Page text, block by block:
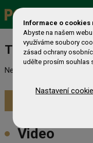
Turnaj nebyl
Nebyl nalezen
Video
Informace o cookies
Abyste na našem
využíváme soubory
zásad ochrany
udělte prosím souhlas
Nastavení